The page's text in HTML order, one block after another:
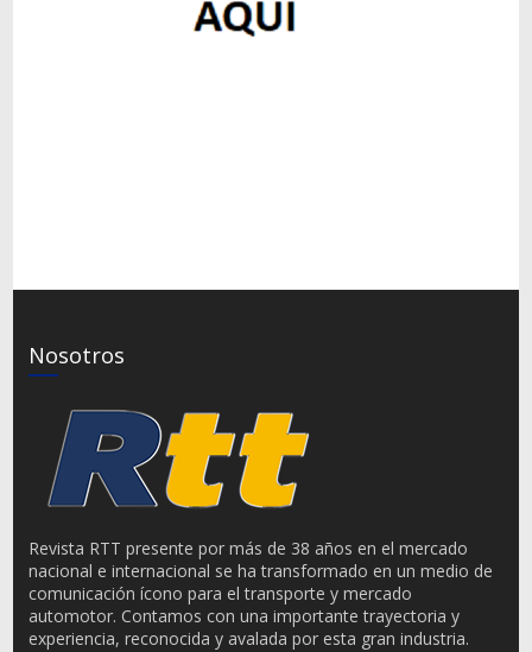
Nosotros
Revista RTT presente por más de 38 años en el mercado
nacional e internacional se ha transformado en un medio de
comunicación ícono para el transporte y mercado
automotor. Contamos con una importante trayectoria y
experiencia, reconocida y avalada por esta gran industria.